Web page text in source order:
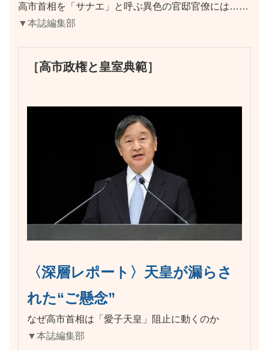
高市首相を「サナエ」と呼ぶ異色の官邸官僚には……
▼本誌編集部
［高市政権と皇室典範］
〈深層レポート〉天皇が漏らさ
れた“ご懸念”
なぜ高市首相は「愛子天皇」阻止に動くのか
▼本誌編集部